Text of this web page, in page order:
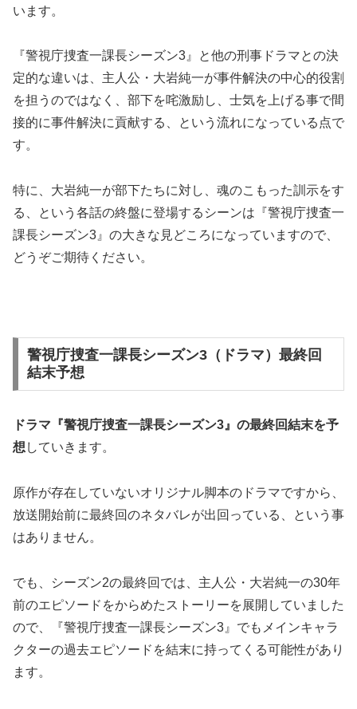
います。
『警視庁捜査一課長シーズン3』と他の刑事ドラマとの決
定的な違いは、主人公・大岩純一が事件解決の中心的役割
を担うのではなく、部下を咤激励し、士気を上げる事で間
接的に事件解決に貢献する、という流れになっている点で
す。
特に、大岩純一が部下たちに対し、魂のこもった訓示をす
る、という各話の終盤に登場するシーンは『警視庁捜査一
課長シーズン3』の大きな見どころになっていますので、
どうぞご期待ください。
警視庁捜査一課長シーズン3（ドラマ）最終回
結末予想
ドラマ『警視庁捜査一課長シーズン3』の最終回結末を予
想していきます。
原作が存在していないオリジナル脚本のドラマですから、
放送開始前に最終回のネタバレが出回っている、という事
はありません。
でも、シーズン2の最終回では、主人公・大岩純一の30年
前のエピソードをからめたストーリーを展開していました
ので、『警視庁捜査一課長シーズン3』でもメインキャラ
クターの過去エピソードを結末に持ってくる可能性があり
ます。